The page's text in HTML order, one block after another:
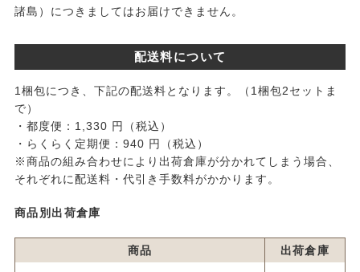
諸島）につきましてはお届けできません。
配送料について
1梱包につき、下記の配送料となります。（1梱包2セットま
で）
・都度便：1,330 円（税込）
・らくらく定期便：940 円（税込）
※商品の組み合わせにより出荷倉庫が分かれてしまう場合、
それぞれに配送料・代引き手数料がかかります。
商品別出荷倉庫
商品 出荷倉庫